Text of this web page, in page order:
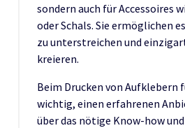
sondern auch für Accessoires
oder Schals. Sie ermöglichen
zu unterstreichen und
kreieren.
Beim Drucken von Aufklebern
wichtig, einen erfahrenen
über das nötige Know-how